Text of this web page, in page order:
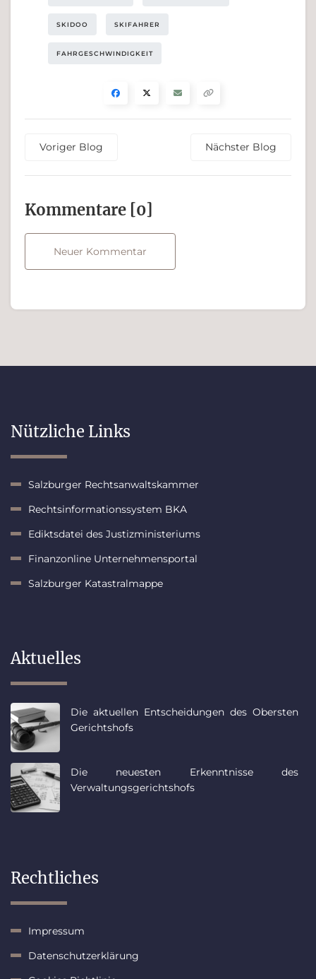
SKIDOO SKIFAHRER
FAHRGESCHWINDIGKEIT
Voriger Blog Nächster Blog
Kommen­tare [0]
Neuer Kommentar
Nützliche Links
Salzburger Rechtsanwaltskammer
Rechtsinformationssystem BKA
Ediktsdatei des Justizministeriums
Finanzonline Unternehmensportal
Salzburger Katastralmappe
Aktuelles
Die aktuellen Entscheidungen des Obersten
Gerichtshofs
Die neuesten Erkenntnisse des
Verwaltungsgerichtshofs
Rechtliches
Impressum
Datenschutzerklärung